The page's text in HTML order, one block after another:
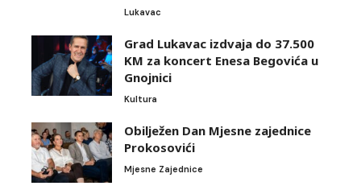
Lukavac
Grad Lukavac izdvaja do 37.500
KM za koncert Enesa Begovića u
Gnojnici
Kultura
Obilježen Dan Mjesne zajednice
Prokosovići
Mjesne Zajednice